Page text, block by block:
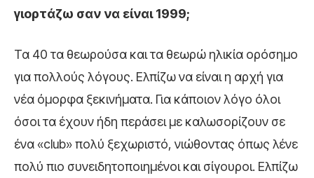
γιορτάζω σαν να είναι 1999;
Τα 40 τα θεωρούσα και τα θεωρώ ηλικία ορόσημο
για πολλούς λόγους. Ελπίζω να είναι η αρχή για
νέα όμορφα ξεκινήματα. Για κάποιον λόγο όλοι
όσοι τα έχουν ήδη περάσει με καλωσορίζουν σε
ένα «club» πολύ ξεχωριστό, νιώθοντας όπως λένε
πολύ πιο συνειδητοποιημένοι και σίγουροι. Ελπίζω